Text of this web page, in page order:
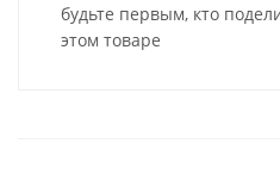
будьте первым, кто
этом товаре